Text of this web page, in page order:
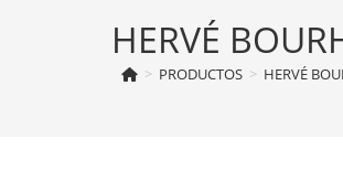
HERVÉ
> PRODUCTOS > HERVÉ